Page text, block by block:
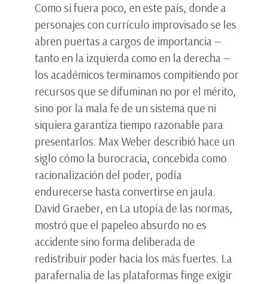
Como si fuera poco, en este país, donde a
personajes con currículo improvisado se les
abren puertas a cargos de importancia —
tanto en la izquierda como en la derecha —
los académicos terminamos compitiendo por
recursos que se difuminan no por el mérito,
sino por la mala fe de un sistema que ni
siquiera garantiza tiempo razonable para
presentarlos. Max Weber describió hace un
siglo cómo la burocracia, concebida como
racionalización del poder, podía
endurecerse hasta convertirse en jaula.
David Graeber, en La utopía de las normas,
mostró que el papeleo absurdo no es
accidente sino forma deliberada de
redistribuir poder hacia los más fuertes. La
parafernalia de las plataformas finge exigir